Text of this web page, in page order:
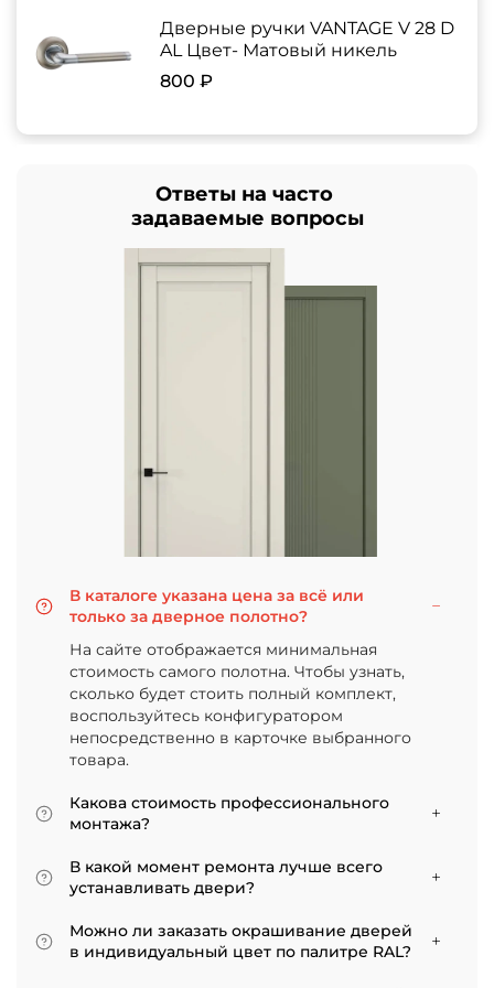
Дверные ручки VANTAGE V 28 D
AL Цвет- Матовый никель
800 ₽
Ответы на часто
задаваемые вопросы
В каталоге указана цена за всё или
только за дверное полотно?
На сайте отображается минимальная
стоимость самого полотна. Чтобы узнать,
сколько будет стоить полный комплект,
воспользуйтесь конфигуратором
непосредственно в карточке выбранного
товара.
Какова стоимость профессионального
монтажа?
Итоговая сумма зависит от типа отделки
двери и габаритов проема. Минимальная
цена за установку стандартной двери с
покрытием «экошпон» начинается от 5000
рублей.
В какой момент ремонта лучше всего
устанавливать двери?
Мы советуем приступать к монтажу после
того, как уложено напольное покрытие. В
противном случае из-за изменения уровня
Можно ли заказать окрашивание дверей
в индивидуальный цвет по палитре RAL?